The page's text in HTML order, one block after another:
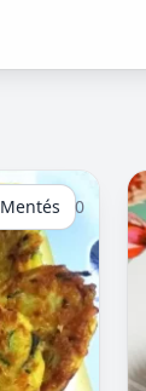
Mentés 0